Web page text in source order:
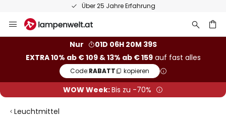
Über 25 Jahre Erfahrung
Inhalt
Nur
01D 06H 20M 38S
EXTRA 10% ab € 109 & 13% ab € 159auf fast alles
Code:RABATT kopieren
WOW Week:Bis zu -70%
Leuchtmittel